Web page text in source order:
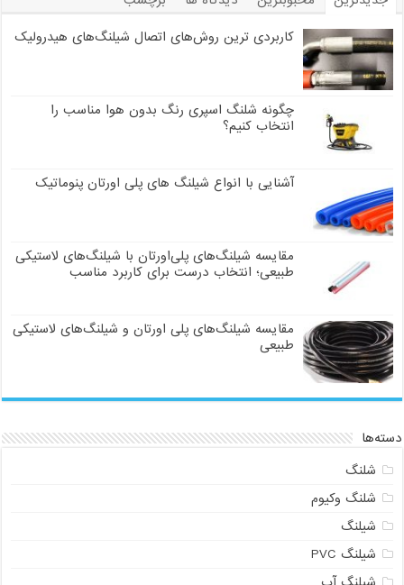
کاربردی ترین روش‌های اتصال شیلنگ‌های هیدرولیک
چگونه شلنگ اسپری رنگ بدون هوا مناسب را
انتخاب کنیم؟
آشنایی با انواع شیلنگ های پلی اورتان پنوماتیک
مقایسه شیلنگ‌های پلی‌اورتان با شیلنگ‌های لاستیکی
طبیعی؛ انتخاب درست برای کاربرد مناسب
مقایسه شیلنگ‌های پلی اورتان و شیلنگ‌های لاستیکی
طبیعی
دسته‌ها
شلنگ
شلنگ وکیوم
شیلنگ
شیلنگ PVC